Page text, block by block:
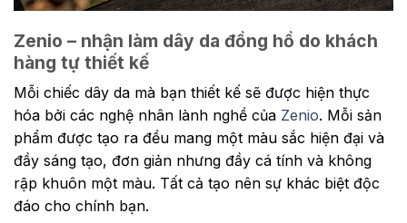
Zenio – nhận làm dây da đồng hồ do khách
hàng tự thiết kế
Mỗi chiếc dây da mà bạn thiết kế sẽ được hiện thực
hóa bởi các nghệ nhân lành nghề của Zenio. Mỗi sản
phẩm được tạo ra đều mang một màu sắc hiện đại và
đầy sáng tạo, đơn giản nhưng đầy cá tính và không
rập khuôn một màu. Tất cả tạo nên sự khác biệt độc
đáo cho chính bạn.